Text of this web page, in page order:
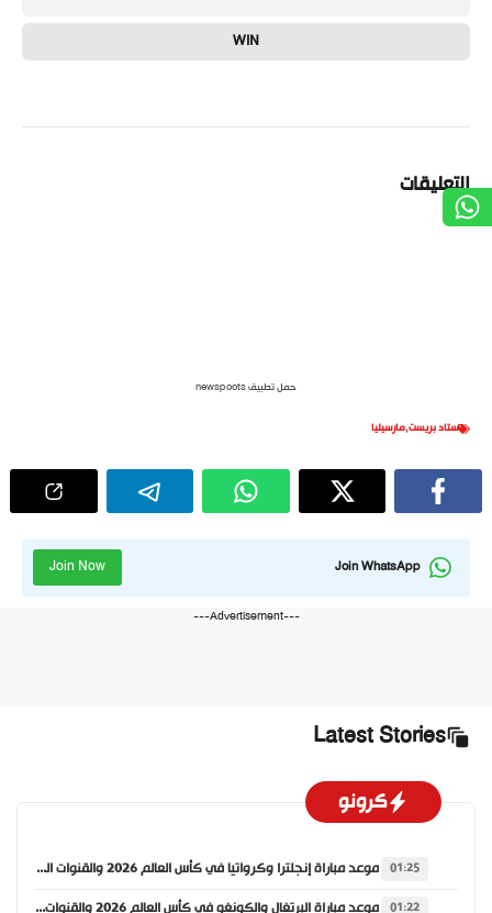
WIN
التعليقات
حمل تطبيق newspoots
ستاد بريست,مارسيليا
Join WhatsApp
Join Now
---Advertisement---
Latest Stories
كرونو
01:25 موعد مباراة إنجلترا وكرواتيا في كأس العالم 2026 والقنوات الناقلة
01:22